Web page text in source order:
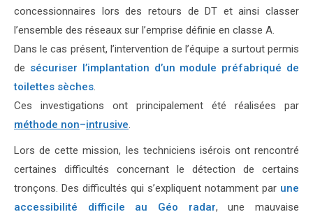
concessionnaires lors des retours de DT et ainsi classer
l’ensemble des réseaux sur l’emprise définie en classe A.
Dans le cas présent, l’intervention de l’équipe a surtout permis
de sécuriser l’implantation d’un module préfabriqué de
toilettes sèches.
Ces investigations ont principalement été réalisées par
méthode non–intrusive.
Lors de cette mission, les techniciens isérois ont rencontré
certaines difficultés concernant le détection de certains
tronçons. Des difficultés qui s’expliquent notamment par une
accessibilité difficile au Géo radar, une mauvaise